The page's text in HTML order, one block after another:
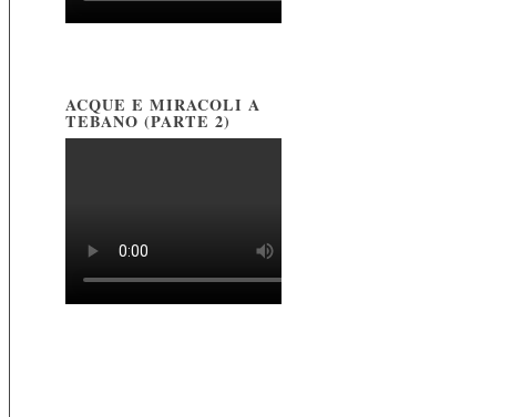
ACQUE E MIRACOLI A
TEBANO (PARTE 2)